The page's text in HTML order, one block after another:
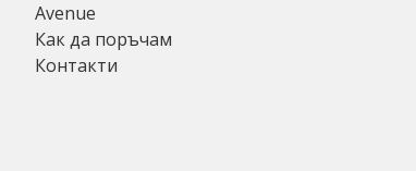
Avenue
Как да поръчам
Контакти